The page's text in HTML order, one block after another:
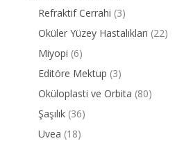
Refraktif Cerrahi (3)
Oküler Yüzey Hastalıkları (22)
Miyopi (6)
Editöre Mektup (3)
Oküloplasti ve Orbita (80)
Şaşılık (36)
Uvea (18)